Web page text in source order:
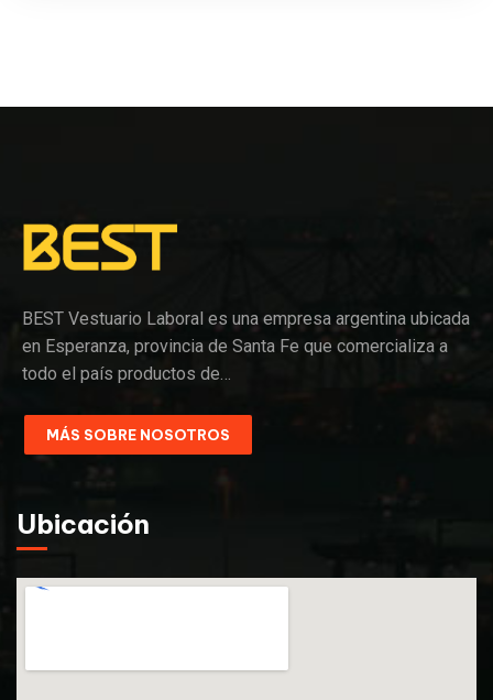
BEST Vestuario Laboral es una empresa argentina ubicada
en Esperanza, provincia de Santa Fe que comercializa a
todo el país productos de…
MÁS SOBRE NOSOTROS
Ubicación